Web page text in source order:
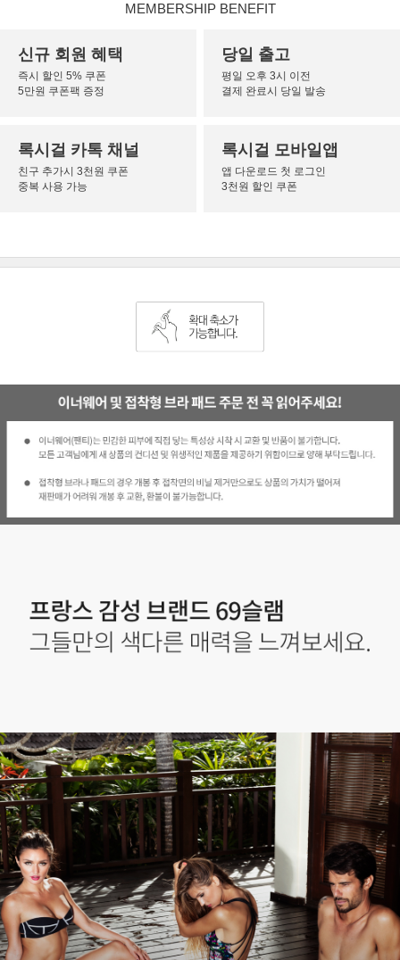
MEMBERSHIP BENEFIT
신규 회원 혜택
즉시 할인 5% 쿠폰
5만원 쿠폰팩 증정
당일 출고
평일 오후 3시 이전
결제 완료시 당일 발송
록시걸 카톡 채널
친구 추가시 3천원 쿠폰
중복 사용 가능
록시걸 모바일앱
앱 다운로드 첫 로그인
3천원 할인 쿠폰